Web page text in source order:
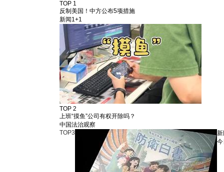
TOP 1
反制美国！中方公布5项措施
新闻1+1
TOP 2
上班“摸鱼”公司有权开除吗？
中国法治观察
TOP3